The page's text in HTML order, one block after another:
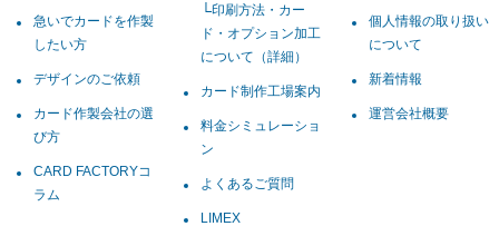
急いでカードを作製
したい方
デザインのご依頼
カード作製会社の選
び方
CARD FACTORYコ
ラム
印刷方法・カー
ド・オプション加工
について（詳細）
カード制作工場案内
料金シミュレーショ
ン
よくあるご質問
LIMEX
個人情報の取り扱い
について
新着情報
運営会社概要